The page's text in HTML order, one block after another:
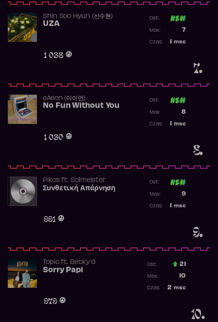
7.
Shin Soo Hyun (신수현)
UZA
1 038
Ost:
7
Max:
msc
Czas:
8.
​eAeon (이이언)
No Fun Without You
1 030
Ost:
8
Max:
msc
Czas:
9.
Pikosft. Solmeister
Συνθετική Απάρνηση
991
Ost:
9
Max:
msc
Czas:
10.
Topicft. Becky G
Sorry Papi
979
Ost.: 21
10
Max:
2 msc
Czas: